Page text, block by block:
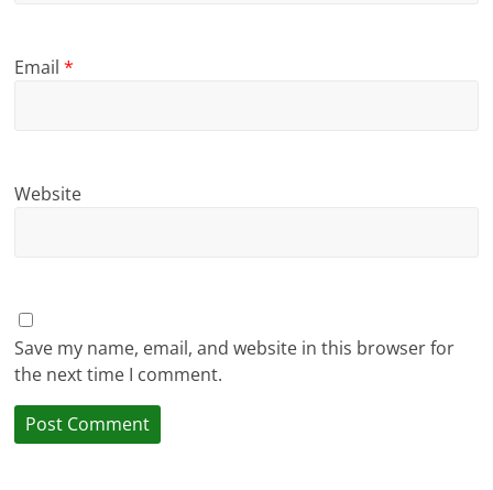
Email*
Website
Save my name, email, and website in this browser for
the next time I comment.